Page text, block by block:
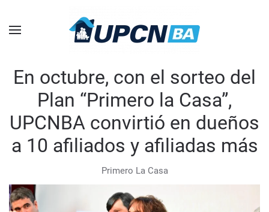
Skip to main content
En octubre, con el sorteo del
Plan “Primero la Casa”,
UPCNBA convirtió en dueños
a 10 afiliados y afiliadas más
Primero La Casa